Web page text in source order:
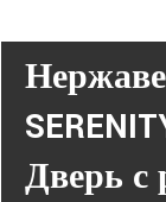
Дверь с